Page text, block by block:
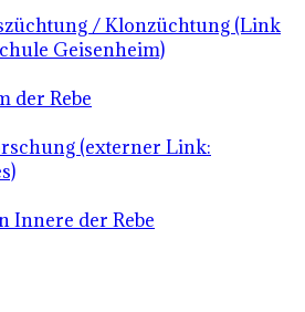
/ Klonzüchtung (Link
Geisenheim)
der Rebe
(externer Link:
Innere der Rebe